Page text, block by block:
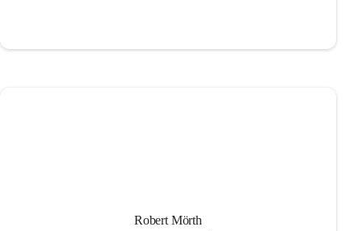
Robert Mörth